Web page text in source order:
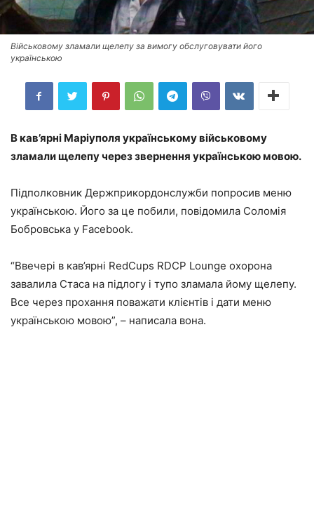
Військовому зламали щелепу за вимогу обслуговувати його
українською
В кав’ярні Маріуполя українському військовому
зламали щелепу через звернення українською мовою.
Підполковник Держприкордонслужби попросив меню
українською. Його за це побили, повідомила Соломія
Бобровська у Facebook.
“Ввечері в кав’ярні RedCups RDCP Lounge охорона
завалила Стаса на підлогу і тупо зламала йому щелепу.
Все через прохання поважати клієнтів і дати меню
українською мовою”, – написала вона.